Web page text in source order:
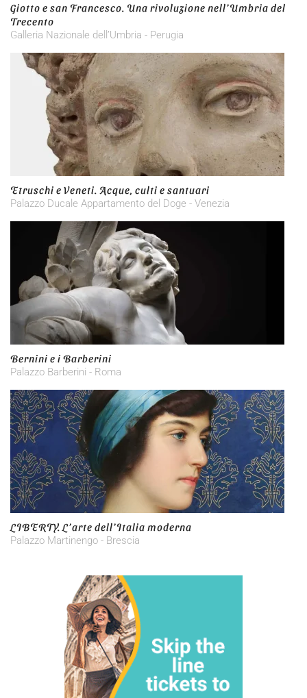
Giotto e san Francesco. Una rivoluzione nell’Umbria del
Trecento
Galleria Nazionale dell’Umbria - Perugia
Etruschi e Veneti. Acque, culti e santuari
Palazzo Ducale Appartamento del Doge - Venezia
Bernini e i Barberini
Palazzo Barberini - Roma
LIBERTY. L’arte dell’Italia moderna
Palazzo Martinengo - Brescia